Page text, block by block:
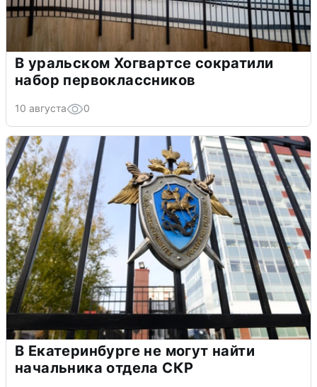
В уральском Хогвартсе сократили
набор первоклассников
10 августа 0
В Екатеринбурге не могут найти
начальника отдела СКР